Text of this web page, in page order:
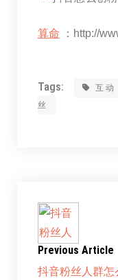
算命 ：http://
Tags: 互动
丝
Previous Article
抖音粉丝人群怎